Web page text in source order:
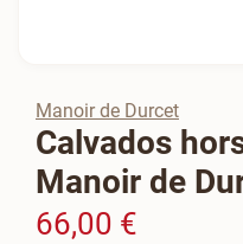
Manoir de Durcet
Calvados
Manoir de
66,00 €